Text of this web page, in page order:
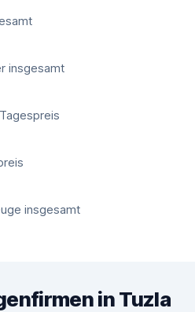
insgesamt
insgesamt
in Tuzla